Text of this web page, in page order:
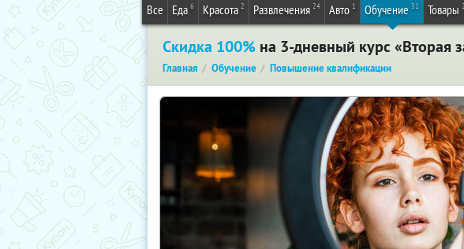
Все Еда 6 Красота 2 Развлечения 24 Авто 1 Обучение 31 Товары
Скидка 100% на 3-дневный курс «Вторая
Главная Обучение Повышение квалификации